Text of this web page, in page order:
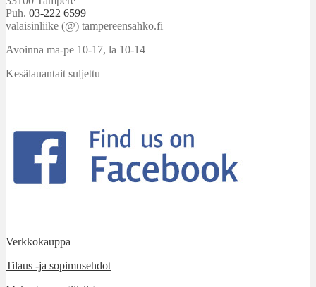
Puh. 03-222 6599
valaisinliike (@) tampereensahko.fi
Avoinna ma-pe 10-17, la 10-14
Kesälauantait suljettu
Verkkokauppa
Tilaus -ja sopimusehdot